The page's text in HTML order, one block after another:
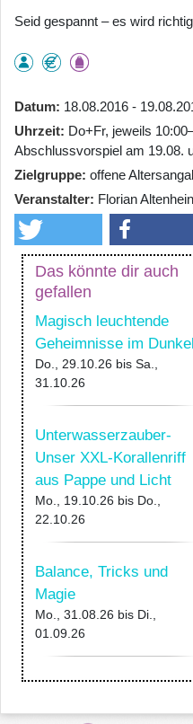
Seid gespannt – es wird
Datum 18.08.2016 -
Uhrzeit Do+Fr, jeweils
Abschlussvorspiel am 19.08.
Zielgruppe offene
Veranstalter Florian Altenhein
Das könnte dir auch
gefallen
Magisch leuchtende
Geheimnisse im
Do., 29.10.26 bis Sa.,
31.10.26
Unterwasserzauber-
Unser XXL-Korallenriff
aus Pappe und Licht
Mo., 19.10.26 bis Do.,
22.10.26
Balance, Tricks und
Magie
Mo., 31.08.26 bis Di.,
01.09.26